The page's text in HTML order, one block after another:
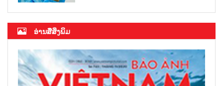
ອ່ານສື່ສິ່ງພິມ